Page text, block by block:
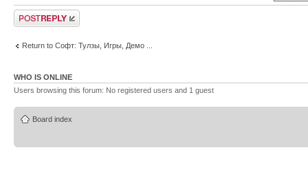
Post a reply
Return to Софт: Тулзы, Игры, Демо ...
WHO IS ONLINE
Users browsing this forum: No registered users and 1 guest
Board index